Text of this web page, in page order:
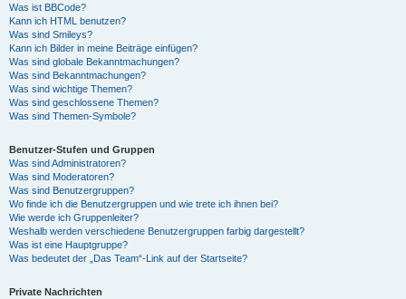
Was ist BBCode?
Kann ich HTML benutzen?
Was sind Smileys?
Kann ich Bilder in meine Beiträge einfügen?
Was sind globale Bekanntmachungen?
Was sind Bekanntmachungen?
Was sind wichtige Themen?
Was sind geschlossene Themen?
Was sind Themen-Symbole?
Benutzer-Stufen und Gruppen
Was sind Administratoren?
Was sind Moderatoren?
Was sind Benutzergruppen?
Wo finde ich die Benutzergruppen und wie trete ich ihnen bei?
Wie werde ich Gruppenleiter?
Weshalb werden verschiedene Benutzergruppen farbig dargestellt?
Was ist eine Hauptgruppe?
Was bedeutet der „Das Team“-Link auf der Startseite?
Private Nachrichten